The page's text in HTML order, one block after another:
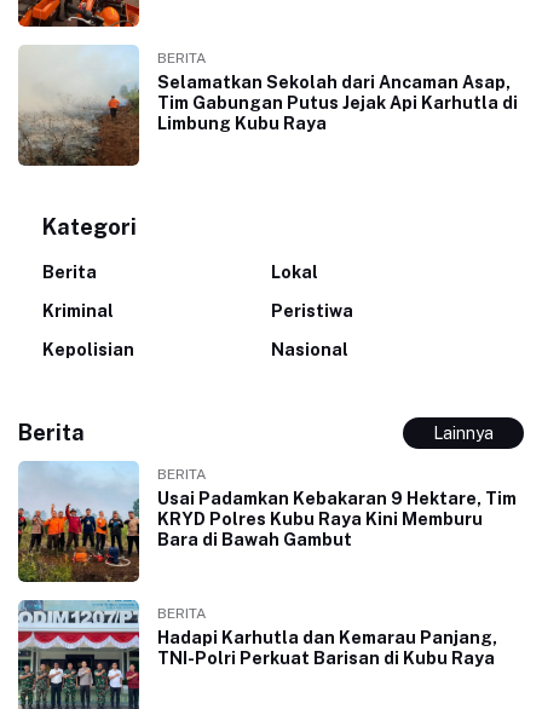
BERITA
Selamatkan Sekolah dari Ancaman Asap,
Tim Gabungan Putus Jejak Api Karhutla di
Limbung Kubu Raya
Kategori
Berita
Lokal
Kriminal
Peristiwa
Kepolisian
Nasional
Berita Lainnya
BERITA
Usai Padamkan Kebakaran 9 Hektare, Tim
KRYD Polres Kubu Raya Kini Memburu
Bara di Bawah Gambut
BERITA
Hadapi Karhutla dan Kemarau Panjang,
TNI-Polri Perkuat Barisan di Kubu Raya